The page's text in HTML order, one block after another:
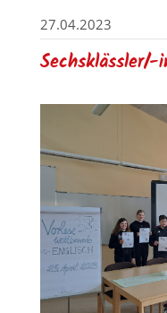
27.04.2023